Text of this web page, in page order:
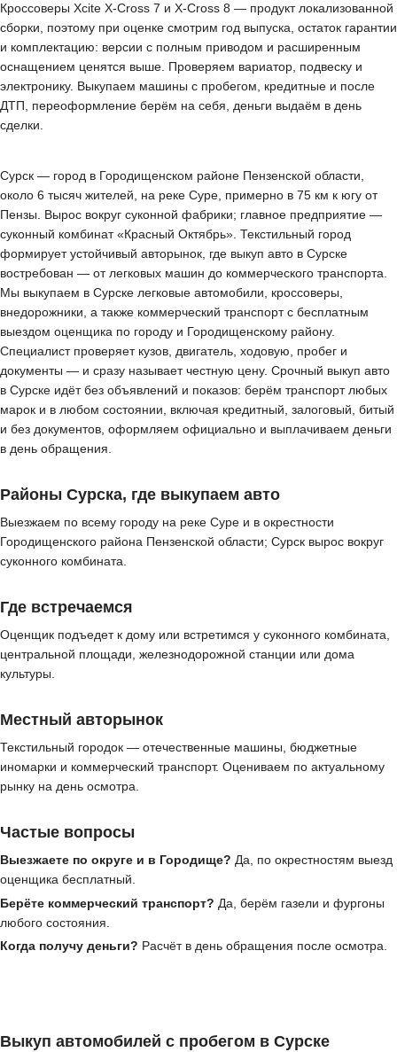
Кроссоверы Xcite X-Cross 7 и X-Cross 8 — продукт локализованной
сборки, поэтому при оценке смотрим год выпуска, остаток гарантии
и комплектацию: версии с полным приводом и расширенным
оснащением ценятся выше. Проверяем вариатор, подвеску и
электронику. Выкупаем машины с пробегом, кредитные и после
ДТП, переоформление берём на себя, деньги выдаём в день
сделки.
Сурск — город в Городищенском районе Пензенской области,
около 6 тысяч жителей, на реке Суре, примерно в 75 км к югу от
Пензы. Вырос вокруг суконной фабрики; главное предприятие —
суконный комбинат «Красный Октябрь». Текстильный город
формирует устойчивый авторынок, где выкуп авто в Сурске
востребован — от легковых машин до коммерческого транспорта.
Мы выкупаем в Сурске легковые автомобили, кроссоверы,
внедорожники, а также коммерческий транспорт с бесплатным
выездом оценщика по городу и Городищенскому району.
Специалист проверяет кузов, двигатель, ходовую, пробег и
документы — и сразу называет честную цену. Срочный выкуп авто
в Сурске идёт без объявлений и показов: берём транспорт любых
марок и в любом состоянии, включая кредитный, залоговый, битый
и без документов, оформляем официально и выплачиваем деньги
в день обращения.
Районы Сурска, где выкупаем авто
Выезжаем по всему городу на реке Суре и в окрестности
Городищенского района Пензенской области; Сурск вырос вокруг
суконного комбината.
Где встречаемся
Оценщик подъедет к дому или встретимся у суконного комбината,
центральной площади, железнодорожной станции или дома
культуры.
Местный авторынок
Текстильный городок — отечественные машины, бюджетные
иномарки и коммерческий транспорт. Оцениваем по актуальному
рынку на день осмотра.
Частые вопросы
Выезжаете по округе и в Городище? Да, по окрестностям выезд
оценщика бесплатный.
Берёте коммерческий транспорт? Да, берём газели и фургоны
любого состояния.
Когда получу деньги? Расчёт в день обращения после осмотра.
Выкуп автомобилей с пробегом в Сурске